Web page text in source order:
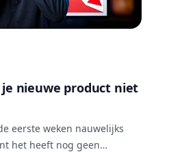
nieuwe product niet
eerste weken nauwelijks
het heeft nog geen